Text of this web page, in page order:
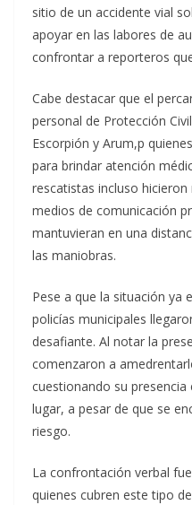
sitio de un accidente vial
apoyar en las labores de
confrontar a reporteros
Cabe destacar que el
personal de Protección
Escorpión y Arum,p
para brindar atención
rescatistas incluso
medios de comunicación
mantuvieran en una
las maniobras.
Pese a que la situación ya
policías municipales
desafiante. Al notar la
comenzaron a
cuestionando su
lugar, a pesar de que se
riesgo.
La confrontación verbal
quienes cubren este tipo